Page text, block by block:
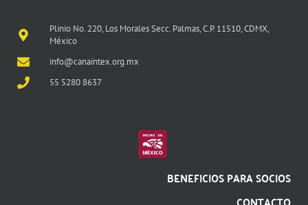
Plinio No. 220, Los Morales Secc. Palmas, C.P. 11510, CDMX,
México
info@canaintex.org.mx
55 5280 8637
BENEFICIOS PARA SOCIOS